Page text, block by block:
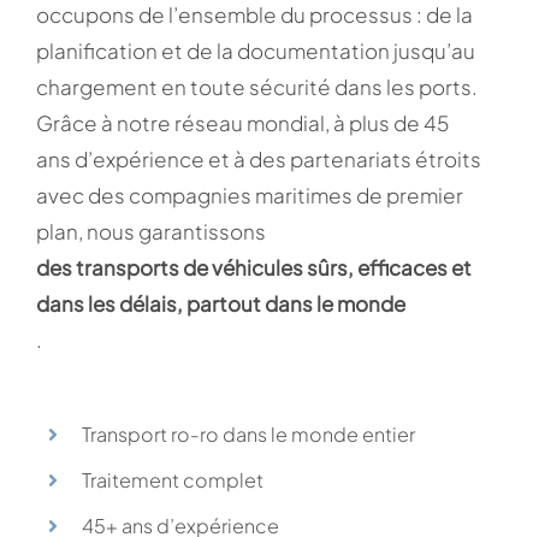
occupons de l’ensemble du processus : de la
planification et de la documentation jusqu’au
chargement en toute sécurité dans les ports.
Grâce à notre réseau mondial, à plus de 45
ans d’expérience et à des partenariats étroits
avec des compagnies maritimes de premier
plan, nous garantissons
des transports de véhicules sûrs, efficaces et
dans les délais, partout dans le monde
.
Transport ro-ro dans le monde entier
Traitement complet
45+ ans d’expérience